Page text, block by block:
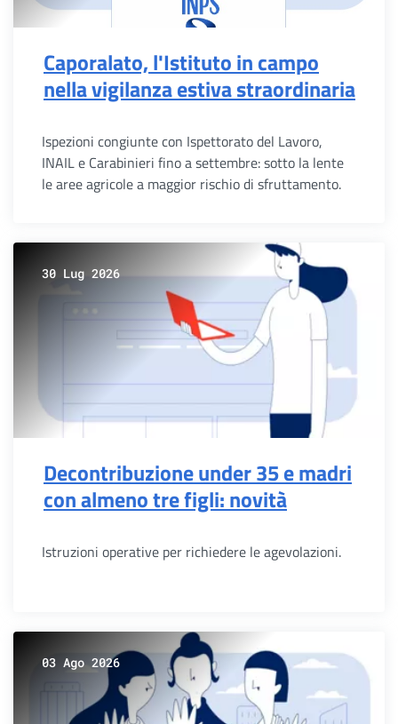
Caporalato, l'Istituto in campo
nella vigilanza estiva straordinaria
Ispezioni congiunte con Ispettorato del Lavoro,
INAIL e Carabinieri fino a settembre: sotto la lente
le aree agricole a maggior rischio di sfruttamento.
30 Lug 2026
Decontribuzione under 35 e madri
con almeno tre figli: novità
Istruzioni operative per richiedere le agevolazioni.
03 Ago 2026